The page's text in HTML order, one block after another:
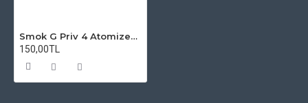
Smok G Priv 4 Atomizer Camı
150,00TL